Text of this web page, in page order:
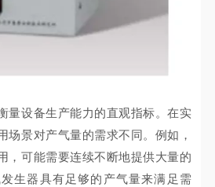
设备生产能力的直观指标。在实
场景对产气量的需求不同。例如，
，可能需要连续不断地提供大量的
生器具有足够的产气量来满足需